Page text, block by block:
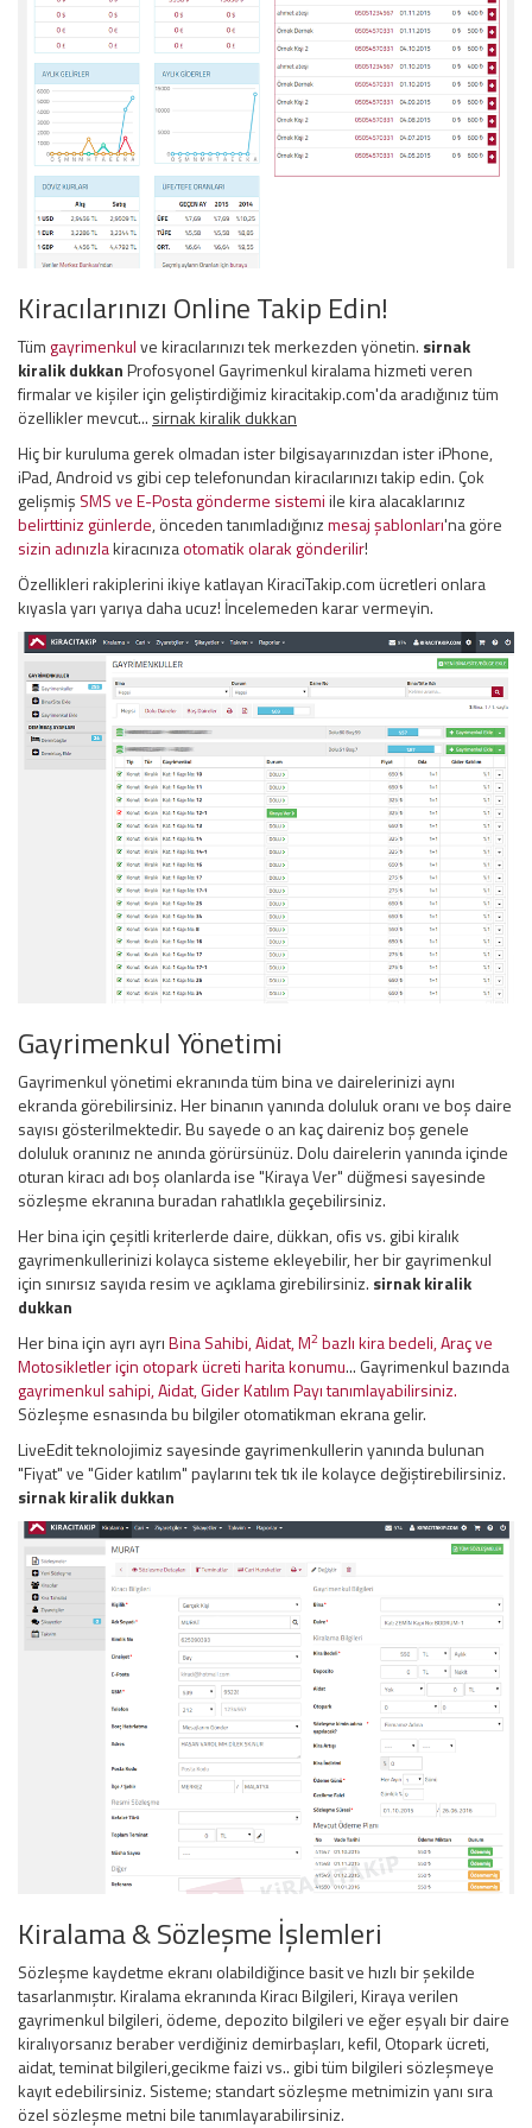
Kiracılarınızı Online Takip Edin!
Tüm gayrimenkulve kiracılarınızı tek merkezden yönetin. sirnak
kiralik dukkanProfosyonel Gayrimenkul kiralama hizmeti veren
firmalar ve kişiler için geliştirdiğimiz kiracitakip.com'da aradığınız tüm
özellikler mevcut... sirnak kiralik dukkan
Hiç bir kuruluma gerek olmadan ister bilgisayarınızdan ister iPhone,
iPad, Android vs gibi cep telefonundan kiracılarınızı takip edin. Çok
gelişmiş SMS ve E-Posta gönderme sistemiile kira alacaklarınız
belirttiniz günlerde, önceden tanımladığınızmesaj şablonları'na göre
sizin adınızlakiracınızaotomatik olarak gönderilir!
Özellikleri rakiplerini ikiye katlayan KiraciTakip.com ücretleri onlara
kıyasla yarı yarıya daha ucuz! İncelemeden karar vermeyin.
Gayrimenkul Yönetimi
Gayrimenkul yönetimi ekranında tüm bina ve dairelerinizi aynı
ekranda görebilirsiniz. Her binanın yanında doluluk oranı ve boş daire
sayısı gösterilmektedir. Bu sayede o an kaç daireniz boş genele
doluluk oranınız ne anında görürsünüz. Dolu dairelerin yanında içinde
oturan kiracı adı boş olanlarda ise "Kiraya Ver" düğmesi sayesinde
sözleşme ekranına buradan rahatlıkla geçebilirsiniz.
Her bina için çeşitli kriterlerde daire, dükkan, ofis vs. gibi kiralık
gayrimenkullerinizi kolayca sisteme ekleyebilir, her bir gayrimenkul
için sınırsız sayıda resim ve açıklama girebilirsiniz. sirnak kiralik
dukkan
Her bina için ayrı ayrıBina Sahibi, Aidat, M2 bazlı kira bedeli, Araç ve
Motosikletler için otopark ücreti harita konumu... Gayrimenkul bazında
gayrimenkul sahipi, Aidat, Gider Katılım Payı tanımlayabilirsiniz.
Sözleşme esnasında bu bilgiler otomatikman ekrana gelir.
LiveEdit teknolojimiz sayesinde gayrimenkullerin yanında bulunan
"Fiyat" ve "Gider katılım" paylarını tek tık ile kolayce değiştirebilirsiniz.
sirnak kiralik dukkan
Kiralama & Sözleşme İşlemleri
Sözleşme kaydetme ekranı olabildiğince basit ve hızlı bir şekilde
tasarlanmıştır. Kiralama ekranında Kiracı Bilgileri, Kiraya verilen
gayrimenkul bilgileri, ödeme, depozito bilgileri ve eğer eşyalı bir daire
kiralıyorsanız beraber verdiğiniz demirbaşları, kefil, Otopark ücreti,
aidat, teminat bilgileri,gecikme faizi vs.. gibi tüm bilgileri sözleşmeye
kayıt edebilirsiniz. Sisteme; standart sözleşme metnimizin yanı sıra
özel sözleşme metni bile tanımlayarabilirsiniz.